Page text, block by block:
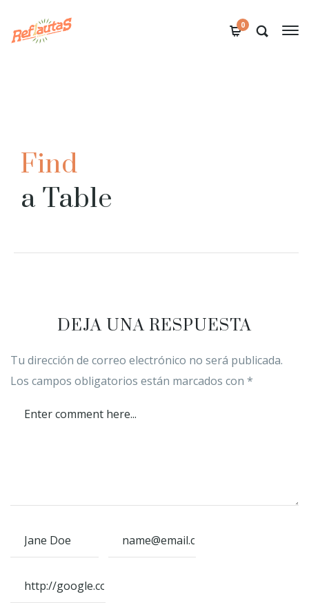
0
Find
a Table
DEJA UNA RESPUESTA
Tu dirección de correo electrónico no será publicada.
Los campos obligatorios están marcados con *